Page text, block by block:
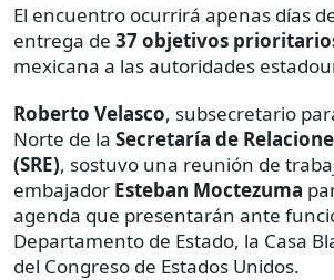
El encuentro ocurrirá apenas días
entrega de 37 objetivos
mexicana a las autoridades
Roberto Velasco, subsecretario
Norte de la Secretaría de
(SRE), sostuvo una reunión de
embajador Esteban Moctezuma
agenda que presentarán ante
Departamento de Estado, la Casa
del Congreso de Estados Unidos.